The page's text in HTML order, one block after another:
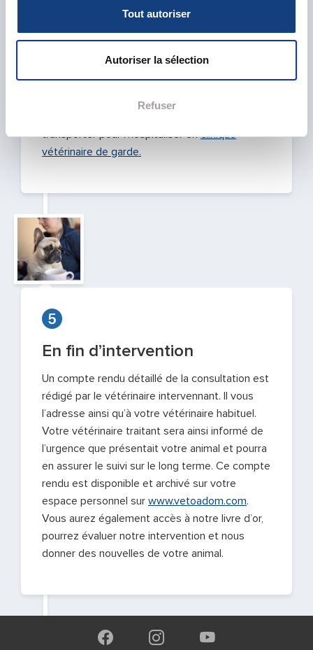
Tout autoriser
Autoriser la sélection
Refuser
Il se déplace avec tout le matériel nécessaire à
la médecine d’urgence (plus de 25kg de
chirurgie, d’analyseurs, de pansements …).
Si après avoir évalué le cas de votre animal, il
transporter pour l’hospitaliser enclinique
vétérinaire de garde.
En fin d’intervention
Un compte rendu détaillé de la consultation est
rédigé par le vétérinaire intervennant. Il vous
l’adresse ainsi qu’à votre vétérinaire habituel.
Votre vétérinaire traitant sera ainsi informé de
l’urgence que présentait votre animal et pourra
en assurer le suivi sur le long terme. Ce compte
rendu est disponible et archivé sur votre
espace personnel sur www.vetoadom.com.
Vous aurez également accès à notre livre d’or,
pourrez évaluer notre intervention et nous
donner des nouvelles de votre animal.